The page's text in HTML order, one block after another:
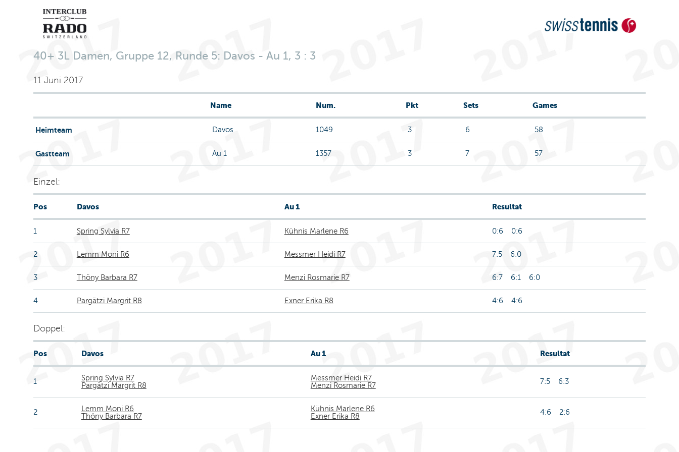
40+ 3L Damen, Gruppe 12, Runde 5: Davos - Au 1, 3 : 3
11 Juni 2017
Name Num. Pkt Sets Games
Heimteam Davos 1049 3 6 58
Gastteam Au 1 1357 3 7 57
Einzel:
Pos Davos Au 1 Resultat
1 Spring Sylvia R7 Kühnis Marlene R6 0:6 0:6
2 Lemm Moni R6 Messmer Heidi R7 7:5 6:0
3 Thöny Barbara R7 Menzi Rosmarie R7 6:7 6:1 6:0
4 Pargätzi Margrit R8 Exner Erika R8 4:6 4:6
Doppel:
Pos Davos Au 1 Resultat
1
Spring Sylvia R7
Pargätzi Margrit R8
Messmer Heidi R7
Menzi Rosmarie R7
7:5 6:3
2
Lemm Moni R6
Thöny Barbara R7
Kühnis Marlene R6
Exner Erika R8
4:6 2:6